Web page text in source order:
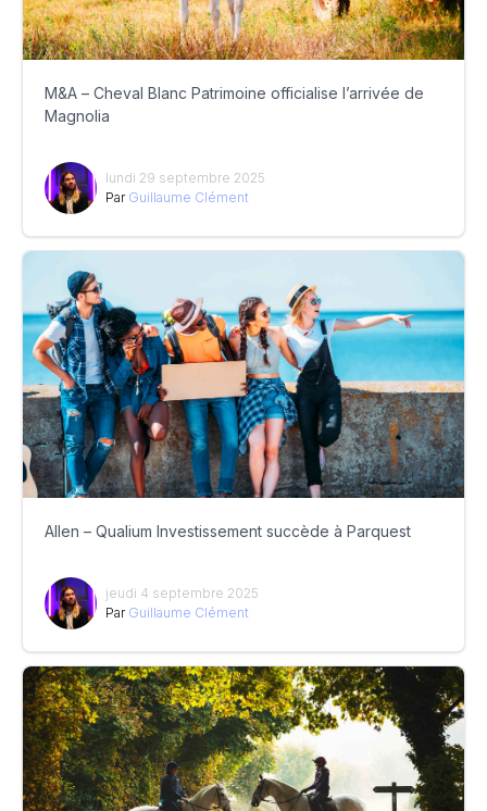
M&A – Cheval Blanc Patrimoine officialise l’arrivée de
Magnolia
lundi 29 septembre 2025
Par Guillaume Clément
Allen – Qualium Investissement succède à Parquest
jeudi 4 septembre 2025
Par Guillaume Clément